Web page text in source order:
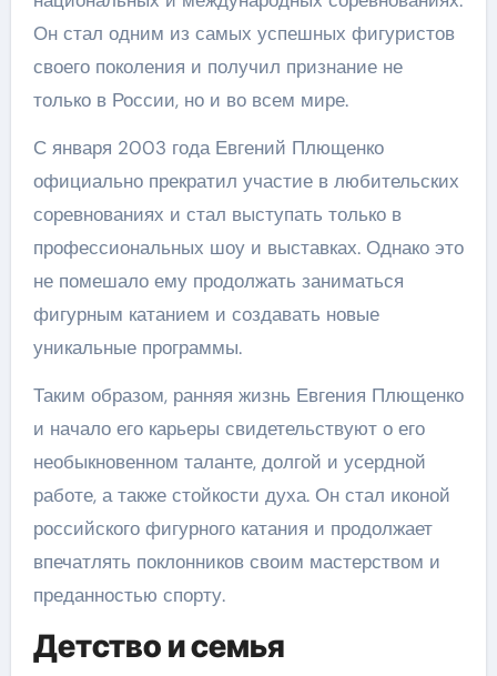
Он стал одним из самых успешных фигуристов
своего поколения и получил признание не
только в России, но и во всем мире.
С января 2003 года Евгений Плющенко
официально прекратил участие в любительских
соревнованиях и стал выступать только в
профессиональных шоу и выставках. Однако это
не помешало ему продолжать заниматься
фигурным катанием и создавать новые
уникальные программы.
Таким образом, ранняя жизнь Евгения Плющенко
и начало его карьеры свидетельствуют о его
необыкновенном таланте, долгой и усердной
работе, а также стойкости духа. Он стал иконой
российского фигурного катания и продолжает
впечатлять поклонников своим мастерством и
преданностью спорту.
Детство и семья